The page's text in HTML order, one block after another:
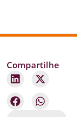
Compartilhe